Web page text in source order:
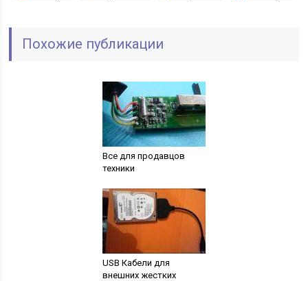
Похожие публикации
Все для продавцов
техники
USB Кабели для
внешних жестких